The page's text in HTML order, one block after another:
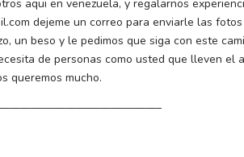
aqui en venezuela, y regalarnos
dejeme un correo para enviarle las
un beso y le pedimos que siga con este
de personas como usted que lleven el
queremos mucho.